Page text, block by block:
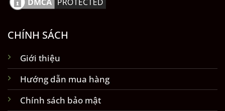
CHÍNH SÁCH
Giới thiệu
Hướng dẫn mua hàng
Chính sách bảo mật